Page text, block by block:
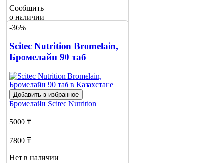
Сообщить
о наличии
-36%
Scitec Nutrition Bromelain,
Бромелайн 90 таб
Добавить в избранное
Бромелайн Scitec Nutrition
5000 ₸
7800 ₸
Нет в наличии